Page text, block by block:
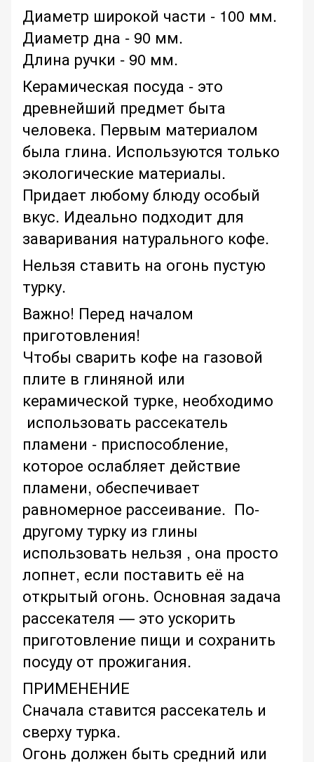
Диаметр широкой части - 100 мм.
Диаметр дна - 90 мм.
Длина ручки - 90 мм.
Керамическая посуда - это
древнейший предмет быта
человека. Первым материалом
была глина. Используются только
экологические материалы.
Придает любому блюду особый
вкус. Идеально подходит для
заваривания натурального кофе.
Нельзя ставить на огонь пустую
турку.
Важно! Перед началом
приготовления!
Чтобы сварить кофе на газовой
плите в глиняной или
керамической турке, необходимо
использовать рассекатель
пламени - приспособление,
которое ослабляет действие
пламени, обеспечивает
равномерное рассеивание. По-
другому турку из глины
использовать нельзя , она просто
лопнет, если поставить её на
открытый огонь. Основная задача
рассекателя — это ускорить
приготовление пищи и сохранить
посуду от прожигания.
ПРИМЕНЕНИЕ
Сначала ставится рассекатель и
сверху турка.
Огонь должен быть средний или